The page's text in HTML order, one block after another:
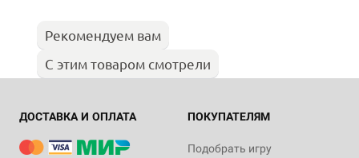
Рекомендуем вам
С этим товаром смотрели
ДОСТАВКА И ОПЛАТА ПОКУПАТЕЛЯМ
Подобрать игру